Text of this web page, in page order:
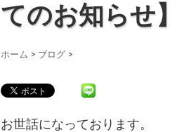
てのお知らせ】
ホーム > ブログ >
お世話になっております。